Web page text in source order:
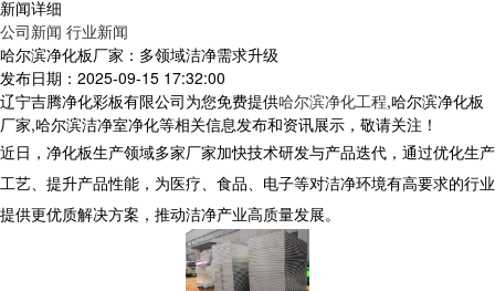
新闻详细
公司新闻 行业新闻
哈尔滨净化板厂家：多领域洁净需求升级​
发布日期：2025-09-15 17:32:00
辽宁吉腾净化彩板有限公司为您免费提供哈尔滨净化工程,哈尔滨净化板
厂家,哈尔滨洁净室净化等相关信息发布和资讯展示，敬请关注！
近日，净化板生产领域多家厂家加快技术研发与产品迭代，通过优化生产
工艺、提升产品性能，为医疗、食品、电子等对洁净环境有高要求的行业
提供更优质解决方案，推动洁净产业高质量发展。